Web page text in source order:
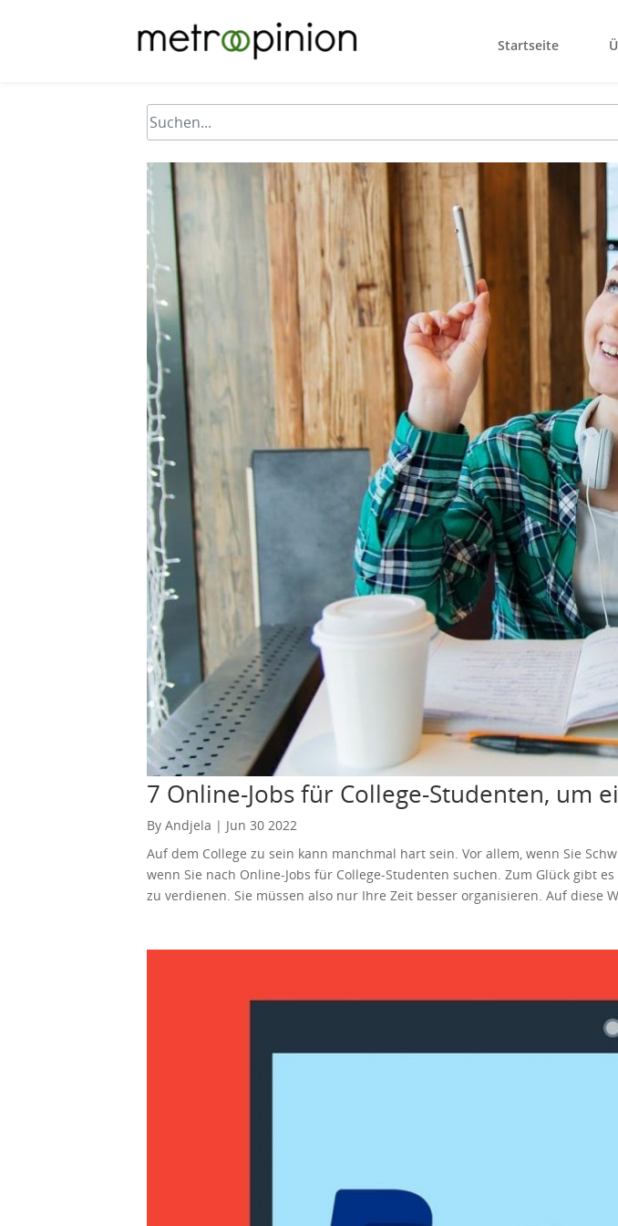
Startseite
7 Online-Jobs für College-Studenten, um
By Andjela | Jun 30 2022
Auf dem College zu sein kann manchmal hart sein. Vor allem, wenn Sie
wenn Sie nach Online-Jobs für College-Studenten suchen. Zum Glück gibt
zu verdienen. Sie müssen also nur Ihre Zeit besser organisieren. Auf diese
zweite studieren, können Sie zusätzlich Geld verdienen. Sie können
an. Sie können Dokumente, wissenschaftliche Arbeiten, Audiodateien
einigen freiberuflichen Websites finden. Beliebte Namen in dieser Branche
Möglicherweise müssen Sie sogar einige Ihrer früheren Arbeiten
bekommen haben. Schreibjobs zahlen normalerweise pro Wort oder pro